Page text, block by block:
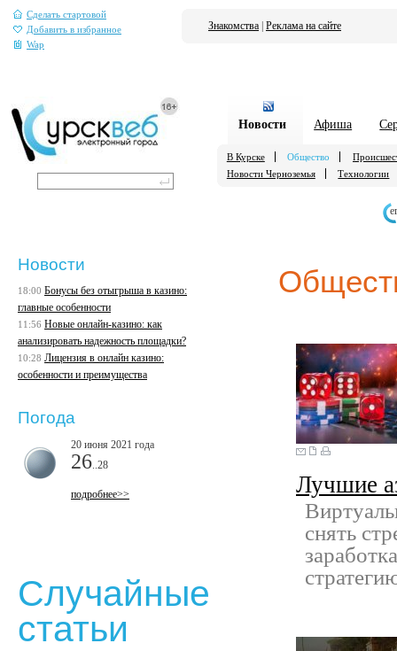
Сделать стартовой
Добавить в избранное
Wap
Знакомства Реклама на сайте
Новости Афиша
В Курске Общество
Новости Черноземья
Технологии
Лучшие
снять
Новости
18:00 Бонусы без отыгрыша в казино:
главные особенности
11:56 Новые онлайн-казино: как
анализировать надежность площадки?
10:28 Лицензия в онлайн казино:
особенности и преимущества
Погода
20 июня 2021 года
26 ..28
подробнее>>
Случайные
статьи